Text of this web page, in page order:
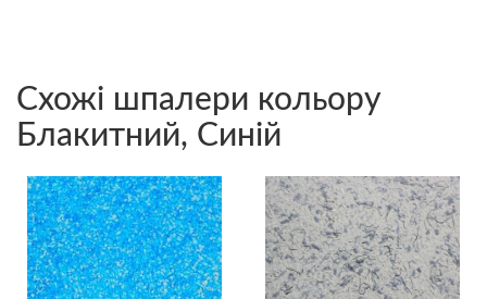
Схожі шпалери кольору
Блакитний, Синій